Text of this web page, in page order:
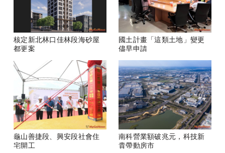
核定新北林口佳林段海砂屋
都更案
國土計畫「這類土地」變更
儘早申請
龜山善捷段、興安段社會住
宅開工
南科營業額破兆元，科技新
貴帶動房市